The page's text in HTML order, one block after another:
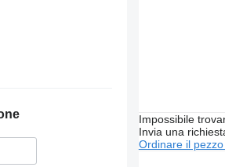
Impossibile
Invia una
Ordinare il